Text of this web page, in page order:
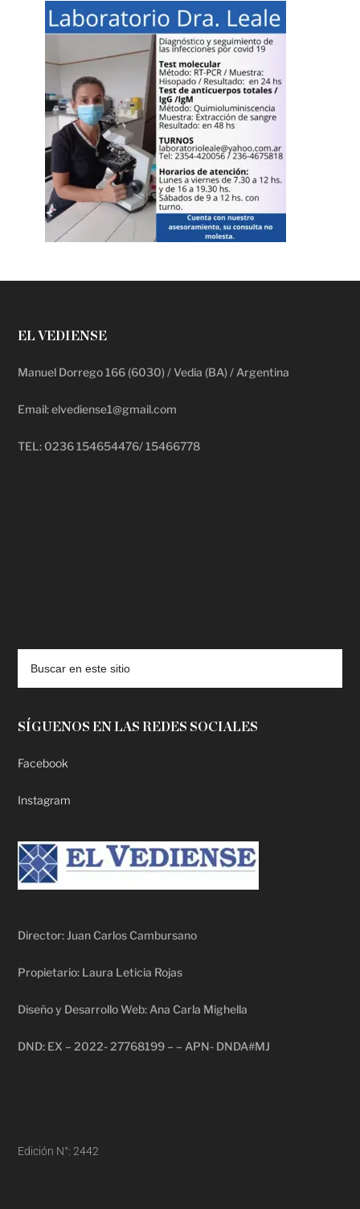
EL VEDIENSE
Manuel Dorrego 166 (6030) / Vedia (BA) / Argentina
Email: elvediense1@gmail.com
TEL: 0236 154654476/ 15466778
SÍGUENOS EN LAS REDES SOCIALES
Facebook
Instagram
Director: Juan Carlos Cambursano
Propietario: Laura Leticia Rojas
Diseño y Desarrollo Web: Ana Carla Mighella
DND: EX – 2022- 27768199 – – APN- DNDA#MJ
Edición N°: 2442